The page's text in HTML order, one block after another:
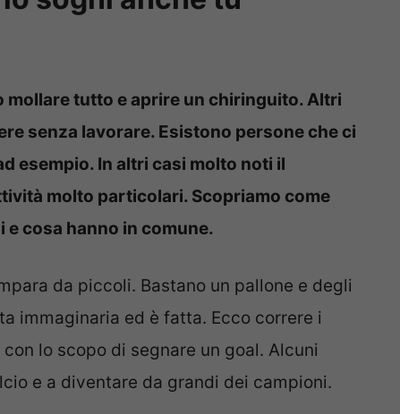
mollare tutto e aprire un chiringuito. Altri
senza lavorare. Esistono persone che ci
esempio. In altri casi molto noti il
molto particolari. Scopriamo come
cosa hanno in comune.
da piccoli. Bastano un pallone e degli
immaginaria ed è fatta. Ecco correre i
lo scopo di segnare un goal. Alcuni
e a diventare da grandi dei campioni.